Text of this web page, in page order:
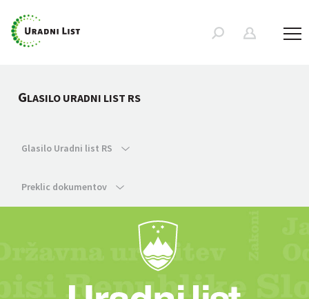
GLASILO URADNI LIST RS
Glasilo Uradni list RS
Preklic dokumentov